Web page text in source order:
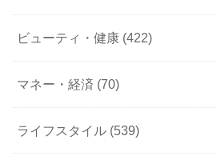
ビューティ・健康 (422)
マネー・経済 (70)
ライフスタイル (539)